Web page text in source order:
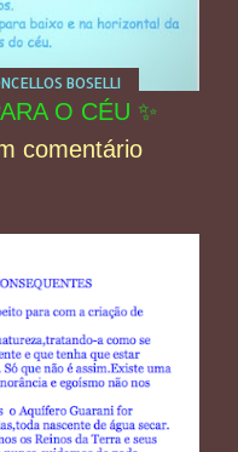
BOSELLI
O CÉU ✨
comentário